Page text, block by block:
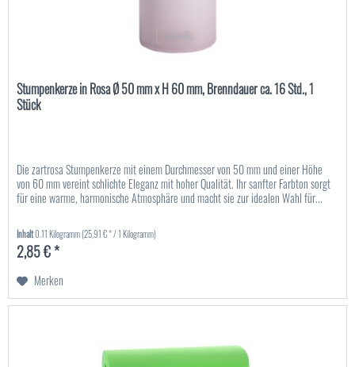
Stumpenkerze in Rosa Ø 50 mm x H 60 mm, Brenndauer ca. 16 Std., 1
Stück
Die zartrosa Stumpenkerze mit einem Durchmesser von 50 mm und einer Höhe
von 60 mm vereint schlichte Eleganz mit hoher Qualität. Ihr sanfter Farbton sorgt
für eine warme, harmonische Atmosphäre und macht sie zur idealen Wahl für...
Inhalt0.11 Kilogramm(25,91 € * / 1 Kilogramm)
2,85 € *
Merken